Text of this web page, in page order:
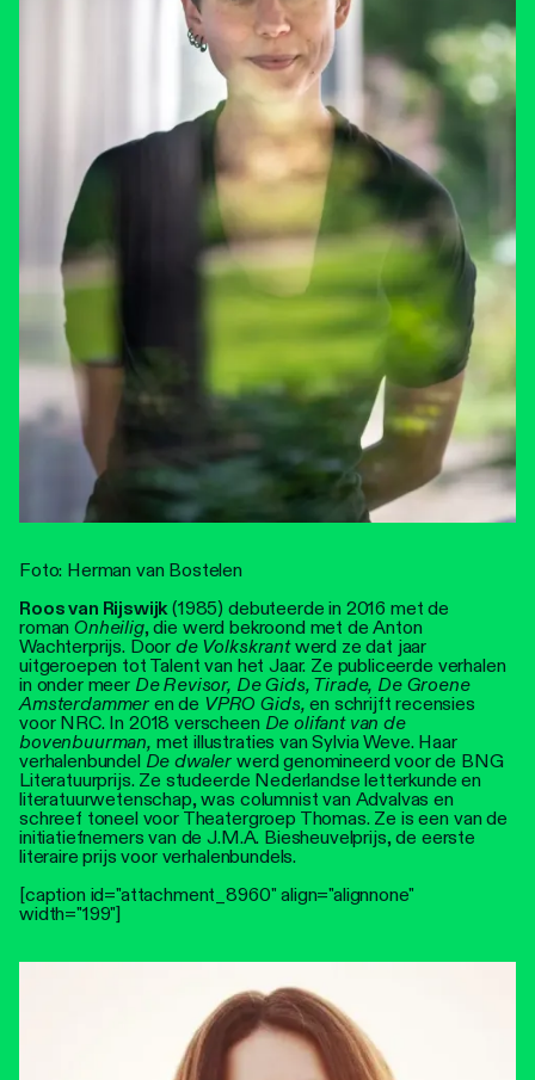
Foto: Herman van Bostelen
Roos van Rijswijk(1985) debuteerde in 2016 met de
romanOnheilig, die werd bekroond met de Anton
Wachterprijs. Door de Volkskrantwerd ze dat jaar
uitgeroepen tot Talent van het Jaar. Ze publiceerde verhalen
in onder meer De Revisor, De Gids, Tirade, De Groene
Amsterdammer en de VPRO Gids,en schrijft recensies
voor NRC. In 2018 verscheen De olifant van de
bovenbuurman, met illustraties van Sylvia Weve. Haar
verhalenbundel De dwaler werd genomineerd voor de BNG
Literatuurprijs. Ze studeerde Nederlandse letterkunde en
literatuurwetenschap, was columnist van Advalvas en
schreef toneel voor Theatergroep Thomas. Ze is een van de
initiatiefnemers van de J.M.A. Biesheuvelprijs, de eerste
literaire prijs voor verhalenbundels.
[caption id="attachment_8960" align="alignnone"
width="199"]